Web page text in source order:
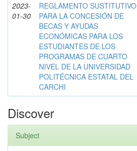
2023-
01-30
REGLAMENTO SUSTITUTIVO
PARA LA CONCESIÓN DE
BECAS Y AYUDAS
ECONÓMICAS PARA LOS
ESTUDIANTES DE LOS
PROGRAMAS DE CUARTO
NIVEL DE LA UNIVERSIDAD
POLITÉCNICA ESTATAL DEL
CARCHI
Discover
Subject